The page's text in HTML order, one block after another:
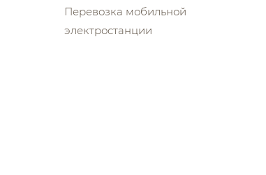
Перевозка мобильной
электростанции